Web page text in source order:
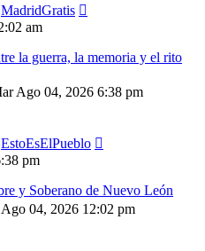
MadridGratis
am
la guerra, la memoria y el rito
Ago 04, 2026 6:38 pm
EstoEsElPueblo
pm
y Soberano de Nuevo León
04, 2026 12:02 pm